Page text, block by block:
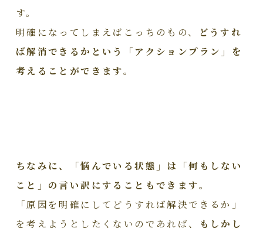
す。
明確になってしまえばこっちのもの、
どうすれ
ば解消できるかという「アクションプラン」を
考えることができます。
ちなみに、「悩んでいる状態」は「何もしない
こと」の言い訳にすることもできます。
「原因を明確にしてどうすれば解決できるか」
を考えようとしたくないのであれば、
もしかし